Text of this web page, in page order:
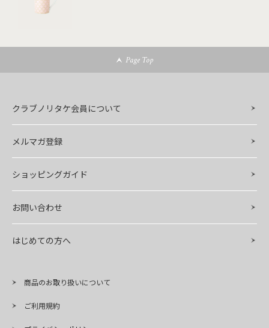
Page Top
クラブノリタケ会員について
メルマガ登録
ショッピングガイド
お問い合わせ
はじめての方へ
商品のお取り扱いについて
ご利用規約